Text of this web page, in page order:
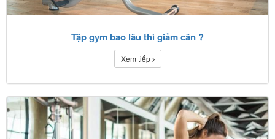
Tập gym bao lâu thì giảm cân ?
Xem tiếp